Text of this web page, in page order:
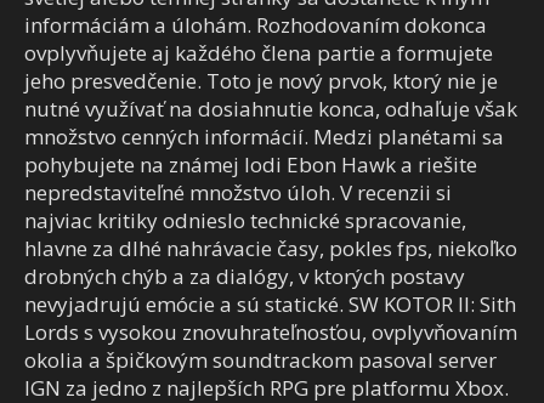
informáciám a úlohám. Rozhodovaním dokonca
ovplyvňujete aj každého člena partie a formujete
jeho presvedčenie. Toto je nový prvok, ktorý nie je
nutné využívať na dosiahnutie konca, odhaľuje však
množstvo cenných informácií. Medzi planétami sa
pohybujete na známej lodi Ebon Hawk a riešite
nepredstaviteľné množstvo úloh. V recenzii si
najviac kritiky odnieslo technické spracovanie,
hlavne za dlhé nahrávacie časy, pokles fps, niekoľko
drobných chýb a za dialógy, v ktorých postavy
nevyjadrujú emócie a sú statické. SW KOTOR II: Sith
Lords s vysokou znovuhrateľnosťou, ovplyvňovaním
okolia a špičkovým soundtrackom pasoval server
IGN za jedno z najlepších RPG pre platformu Xbox.